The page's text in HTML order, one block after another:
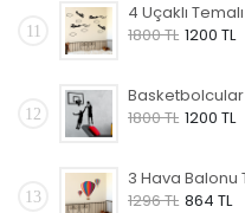
11
1800 TL 1200 TL
12
1800 TL 1200 TL
13
1296 TL 864 TL